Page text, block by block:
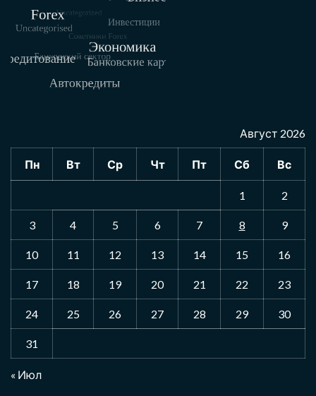
Август 2026
Пн Вт Ср Чт Пт Сб Вс
1 2
3 4 5 6 7 8 9
10 11 12 13 14 15 16
17 18 19 20 21 22 23
24 25 26 27 28 29 30
31
« Июл